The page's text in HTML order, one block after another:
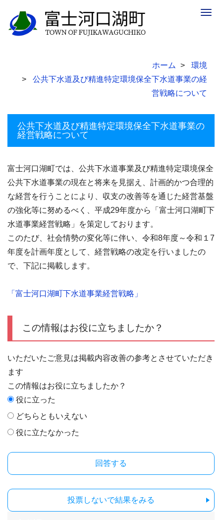
ホーム
環境
公共下水道及び精進特定環境保全下水道事業の経
営戦略について
公共下水道及び精進特定環境保全下水道事業の
経営戦略について
富士河口湖町では、公共下水道事業及び精進特定環境保全
公共下水道事業の現在と将来を見据え、計画的かつ合理的
な経営を行うことにより、収支の改善等を通じた経営基盤
の強化等に努めるべく、平成29年度から「富士河口湖町下
水道事業経営戦略」を策定しております。
このたび、社会情勢の変化等に伴い、令和8年度～令和１7
年度を計画年度として、経営戦略の改定を行いましたの
で、下記に掲載します。
「富士河口湖町下水道事業経営戦略」
この情報はお役に立ちましたか？
いただいたご意見は掲載内容改善の参考とさせていただき
ます
この情報はお役に立ちましたか？
役に立った
どちらともいえない
役に立たなかった
投票しないで結果をみる